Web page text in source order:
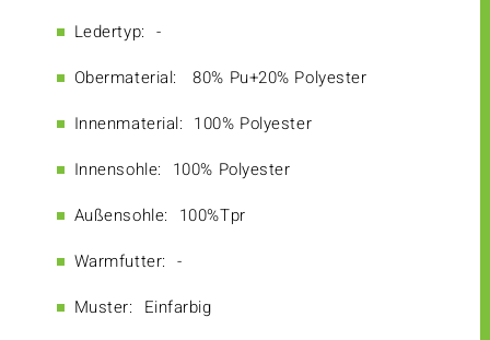
Ledertyp: -
Obermaterial:
80% Pu+20% Polyester
Innenmaterial: 100% Polyester
Innensohle: 100% Polyester
Außensohle: 100%Tpr
Warmfutter: -
Muster: Einfarbig